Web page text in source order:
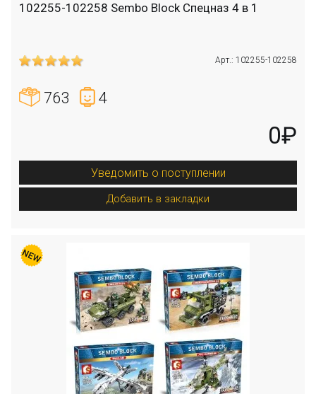
102255-102258 Sembo Block Спецназ 4 в 1
Арт.: 102255-102258
763 4
0₽
Уведомить о поступлении
Добавить в закладки